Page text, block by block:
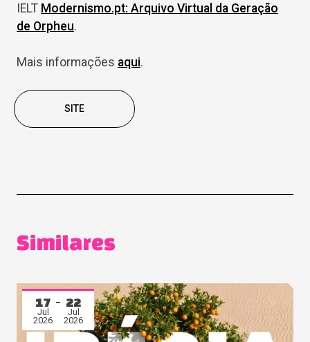
IELT Modernismo.pt: Arquivo Virtual da Geração
de Orpheu.
Mais informações aqui.
SITE
Similares
17
Jul
2026
22
Jul
2026